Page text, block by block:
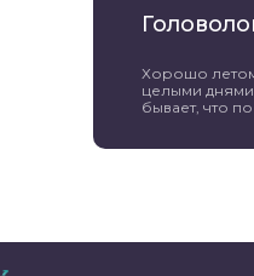
Хорошо
целыми
бывает, что